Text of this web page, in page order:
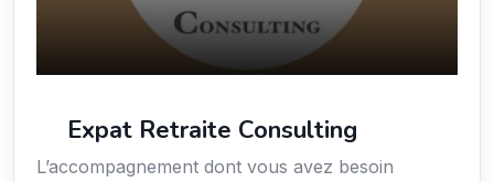
Expat Retraite Consulting
L’accompagnement dont vous avez besoin